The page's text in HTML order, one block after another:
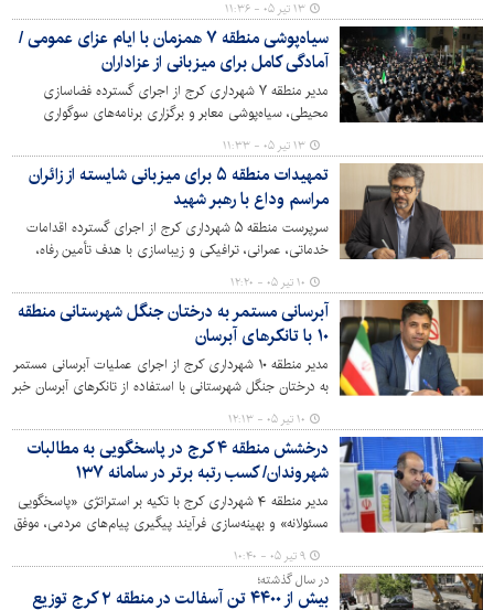
مناطق شهرداری کرج شد.
۱۳ تیر ۰۵ - ۱۱:۳۶
سیاه‌پوشی منطقه ۷ همزمان با ایام عزای عمومی /
آمادگی کامل برای میزبانی از عزاداران
مدیر منطقه ۷ شهرداری کرج از اجرای گسترده فضاسازی
محیطی، سیاه‌پوشی معابر و برگزاری برنامه‌های سوگواری
همزمان با ایام عزای عمومی خبر داد و گفت: تمامی
ظرفیت‌های منطقه برای حفظ شأن این ایام و خدمت‌رسانی به
عزاداران و زائران بسیج شده است.
۱۳ تیر ۰۵ - ۱۱:۳۳
تمهیدات منطقه ۵ برای میزبانی شایسته از زائران
مراسم وداع با رهبر شهید
سرپرست منطقه ۵ شهرداری کرج از اجرای گسترده اقدامات
خدماتی، عمرانی، ترافیکی و زیباسازی با هدف تأمین رفاه،
ایمنی و آرامش زائران در محدوده و مسیرهای منتهی به
ایستگاه متروی گلشهر و بوستان‌های سطح منطقه خبر داد.
۱۰ تیر ۰۵ - ۱۲:۲۰
آبرسانی مستمر به درختان جنگل شهرستانی منطقه
۱۰ با تانکرهای آبرسان
مدیر منطقه ۱۰ شهرداری کرج از اجرای عملیات آبرسانی مستمر
به درختان جنگل شهرستانی با استفاده از تانکرهای آبرسان خبر
داد و گفت: این اقدام با هدف حفظ و نگهداری درختان
کهنسال و جلوگیری از خسارت ناشی از قطع حق‌آبه نهر سرجوب
در حال انجام است.
۱۰ تیر ۰۵ - ۱۲:۱۳
درخشش منطقه ۴ کرج در پاسخگویی به مطالبات
شهروندان/ کسب رتبه برتر در سامانه ۱۳۷
مدیر منطقه ۴ شهرداری کرج با تکیه بر استراتژی «پاسخگویی
مسئولانه» و بهینه‌سازی فرآیند پیگیری پیام‌های مردمی، موفق
دستاورد در سایه کاهش چشمگیر پیام‌های برگشتی و افزایش
سرعت در رفع مشکلات شهری حاصل شده است.
۹ تیر ۰۵ - ۱۰:۴۰
در سال گذشته؛
بیش از ۴۴۰۰ تن آسفالت در منطقه ۲ کرج توزیع